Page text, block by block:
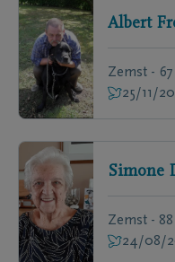
Albert
Zemst - 67
25/11/
Simone
Zemst - 88
24/08/